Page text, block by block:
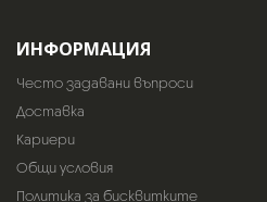
ИНФОРМАЦИЯ
Често задавани въпроси
Доставка
Кариери
Общи условия
Политика за бисквитките